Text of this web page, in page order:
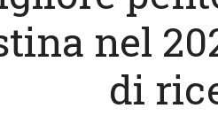
nel
di